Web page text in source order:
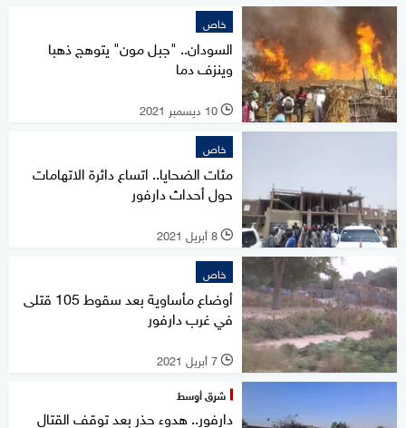
خاص
السودان.. "جبل مون" يتوهج ذهبا
وينزف دما
l 10 ديسمبر 2021
خاص
مئات الضحايا.. اتساع دائرة الاتهامات
حول أحداث دارفور
l 8 أبريل 2021
خاص
أوضاع مأساوية بعد سقوط 105 قتلى
في غرب دارفور
l 7 أبريل 2021
شرق أوسط
دارفور.. هدوء حذر بعد توقف القتال